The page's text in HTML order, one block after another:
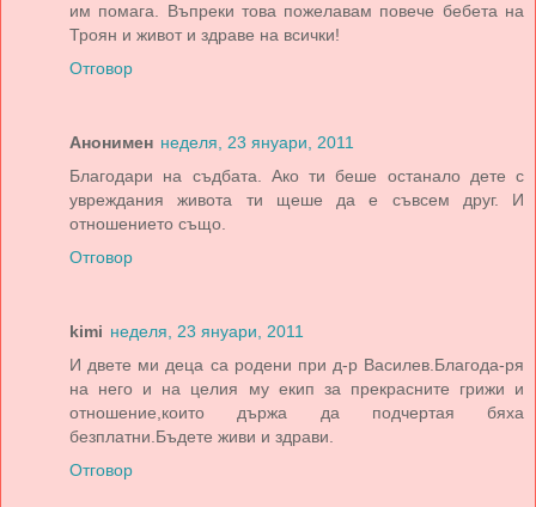
им помага. Въпреки това пожелавам повече бебета на
Троян и живот и здраве на всички!
Отговор
Анонимен неделя, 23 януари, 2011
Благодари на съдбата. Ако ти беше останало дете с
увреждания живота ти щеше да е съвсем друг. И
отношението също.
Отговор
kimi неделя, 23 януари, 2011
И двете ми деца са родени при д-р Василев.Благода-ря
на него и на целия му екип за прекрасните грижи и
отношение,които държа да подчертая бяха
безплатни.Бъдете живи и здрави.
Отговор